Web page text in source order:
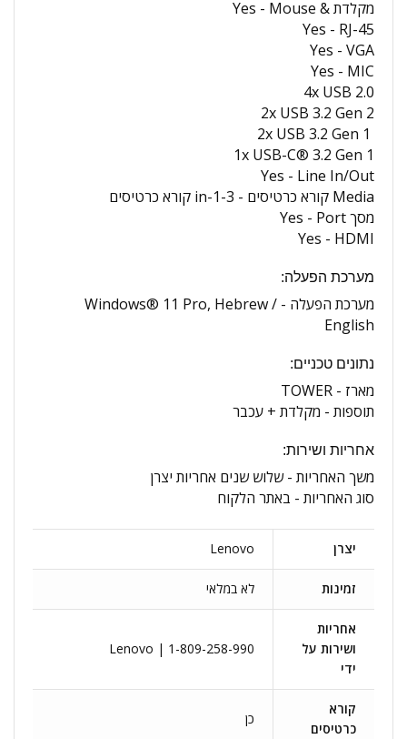
מקלדת & Mouse -
Yes
RJ-45 -
Yes
VGA -
Yes
MIC -
Yes
4x USB 2.0
2x USB 3.2 Gen 2
1x USB-C® 3.2 Gen 1
Line In/Out -
Yes
Media קורא כרטיסים -
3-in-1 קורא כרטיסים
מסך Port -
Yes
HDMI -
Yes
מערכת הפעלה:
מערכת הפעלה - Windows® 11 Pro, Hebrew /
English
נתונים טכניים:
מארז - TOWER
תוספות - מקלדת + עכבר
אחריות ושירות:
משך האחריות -שלוש שנים אחריות יצרן
סוג האחריות - באתר הלקוח
יצרן Lenovo
זמינות לא במלאי
אחריות
ושירות על
ידי
Lenovo | 1-809-258-990
קורא
כרטיסים
כן